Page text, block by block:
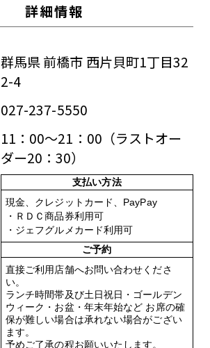
詳細情報
群馬県 前橋市 西片貝町1丁目32
2-4
027-237-5550
11：00～21：00（ラストオー
ダー20：30）
支払い方法
現金、クレジットカード、PayPay
・ＲＤＣ商品券利用可
・ジェフグルメカード利用可
ご予約
直接ご利用店舗へお問い合わせくださ
い。
ランチ時間帯及び土日祝日・ゴールデン
ウィーク・お盆・年末年始など お席の確
保が難しい場合は承れない場合がござい
ます。
予めご了承の程お願いいたします。